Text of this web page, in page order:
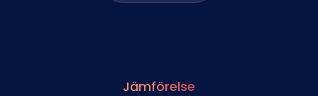
Jämförelse